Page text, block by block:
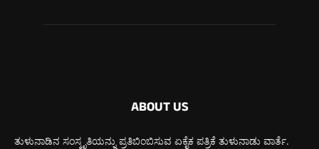
ABOUT US
ತುಳುನಾಡಿನ ಸಂಸ್ಕೃತಿಯನ್ನು ಪ್ರತಿಬಿಂಬಿಸುವ ಏಕೈಕ ಪತ್ರಿಕೆ ತುಳುನಾಡು ವಾರ್ತೆ.